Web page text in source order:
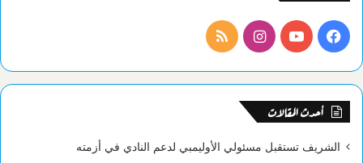
فيسبوكيوتيوبانستقرامملخص
الموقع
أحدث المقالات
الشريف تستقبل مسئولي الأوليمبي لدعم النادي في أزمته